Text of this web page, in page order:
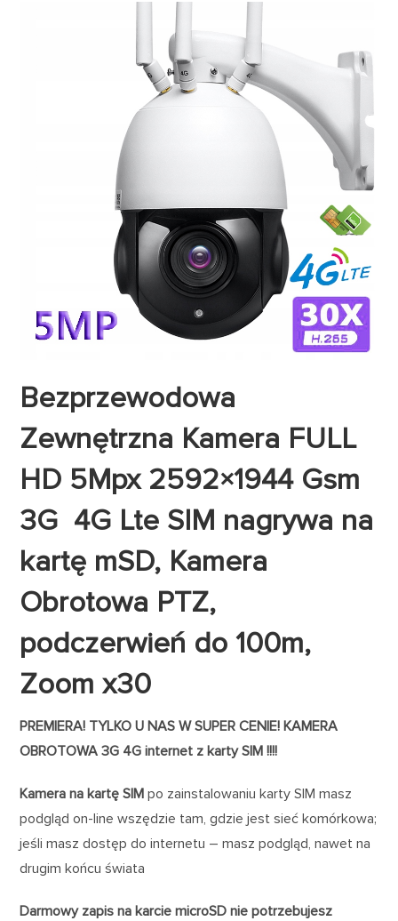
Bezprzewodowa
Zewnętrzna Kamera FULL
HD 5Mpx 2592×1944 Gsm
3G 4G Lte SIM nagrywa na
kartę mSD, Kamera
Obrotowa PTZ,
podczerwień do 100m,
Zoom x30
PREMIERA! TYLKO U NAS W SUPER CENIE! KAMERA
OBROTOWA 3G 4G internet z karty SIM !!!!
Kamera na kartę SIM po zainstalowaniu karty SIM masz
podgląd on-line wszędzie tam, gdzie jest sieć komórkowa;
jeśli masz dostęp do internetu – masz podgląd, nawet na
drugim końcu świata
Darmowy zapis na karcie microSD nie potrzebujesz